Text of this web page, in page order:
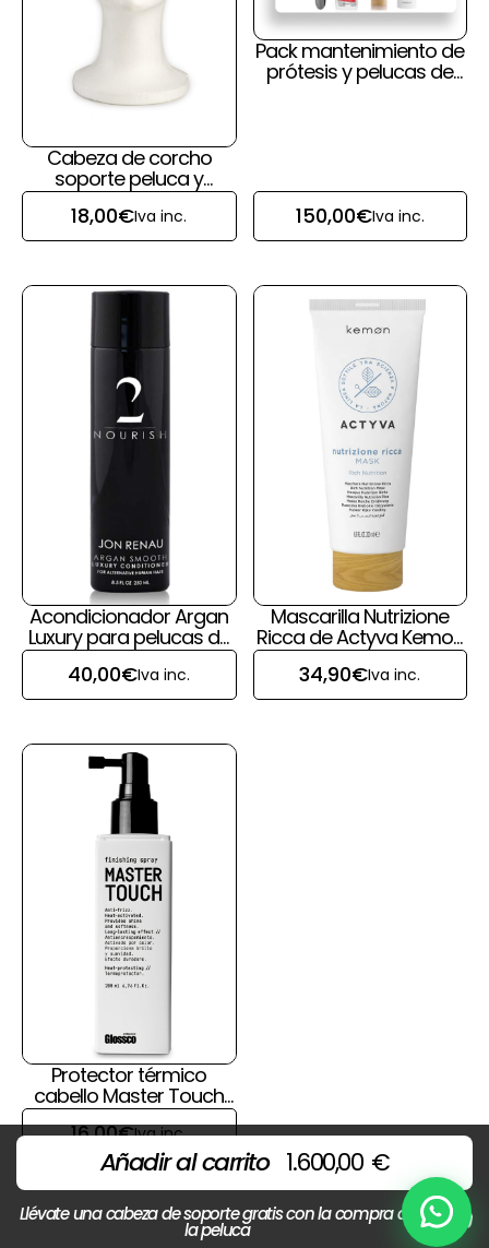
Cabeza de corcho
soporte peluca y
prótesis capilar
18,00€Iva inc.
Pack mantenimiento de
prótesis y pelucas de
pelo natural y cuero
150,00€Iva inc.
Acondicionador Argan
Luxury para pelucas de
pelo natural de Jon
Renau
40,00€Iva inc.
Mascarilla Nutrizione
Ricca de Actyva Kemon
para pelucas y prótesis
capilares
34,90€Iva inc.
Protector térmico
cabello Master Touch
de Glossco
16,00€Iva inc.
Añadir al carrito 1.600,00 €
Llévate una cabeza de soporte gratis con la compra de
la peluca Chat